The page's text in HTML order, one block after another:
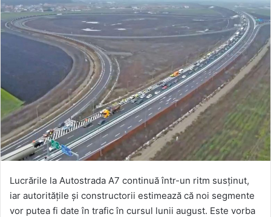
Lucrările la Autostrada A7 continuă într-un ritm susținut,
iar autoritățile și constructorii estimează că noi segmente
vor putea fi date în trafic în cursul lunii august. Este vorba